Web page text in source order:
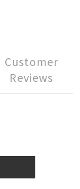
Customer
Reviews